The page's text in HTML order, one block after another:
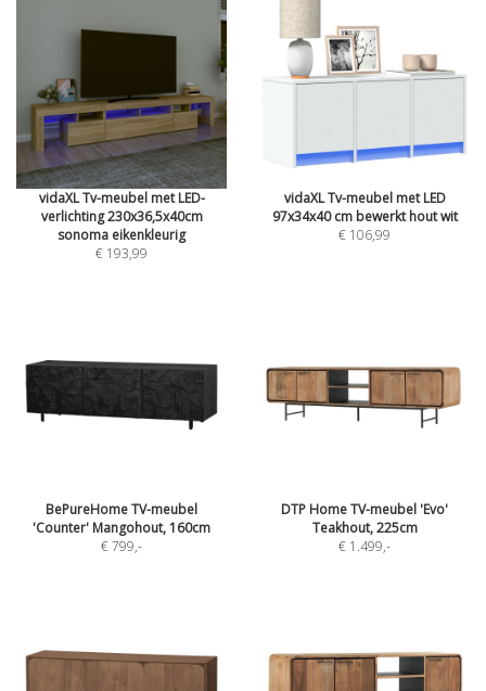
vidaXL Tv-meubel met LED-
verlichting 230x36,5x40cm
sonoma eikenkleurig
€ 193,99
vidaXL Tv-meubel met LED
97x34x40 cm bewerkt hout wit
€ 106,99
BePureHome TV-meubel
'Counter' Mangohout, 160cm
€ 799,-
DTP Home TV-meubel 'Evo'
Teakhout, 225cm
€ 1.499,-